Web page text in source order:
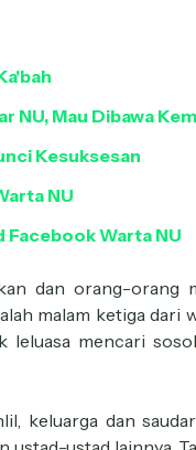
NU, Mau Dibawa
Kesuksesan
NU
Facebook Warta NU
dan orang-orang
malam ketiga dari
leluasa mencari
keluarga dan